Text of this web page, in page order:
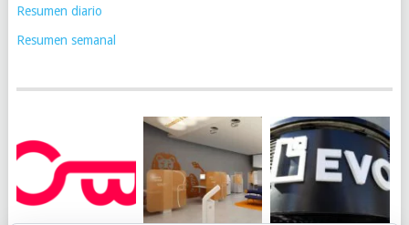
Resumen diario
Resumen semanal